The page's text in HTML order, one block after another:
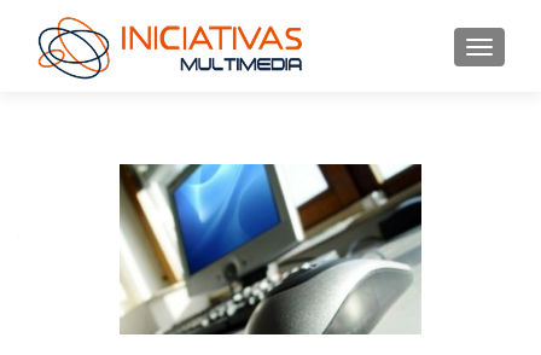
Navegación
entradas